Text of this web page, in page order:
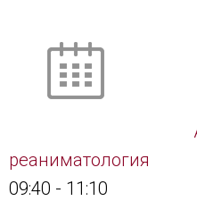
реаниматология
09:40 - 11:10